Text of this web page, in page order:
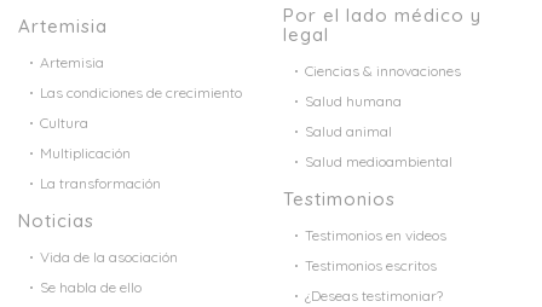
Artemisia
Artemisia
Las condiciones de crecimiento
Cultura
Multiplicación
La transformación
Noticias
Vida de la asociación
Se habla de ello
Por el lado médico y
legal
Ciencias & innovaciones
Salud humana
Salud animal
Salud medioambiental
Testimonios
Testimonios en videos
Testimonios escritos
¿Deseas testimoniar?